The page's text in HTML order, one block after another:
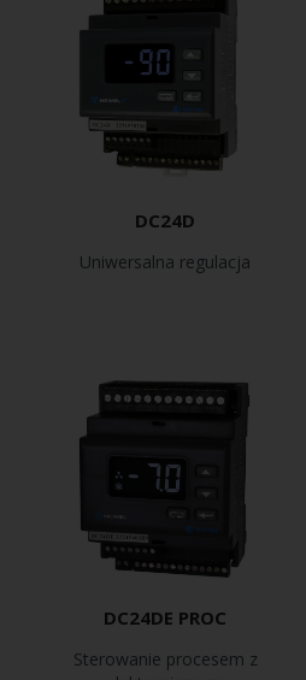
DC24D
Uniwersalna regulacja
DC24DE PROC
Sterowanie procesem z